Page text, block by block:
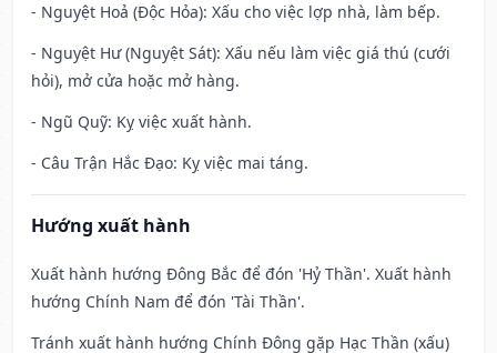
- Nguyệt Hoả (Độc Hỏa): Xấu cho việc lợp nhà, làm bếp.
- Nguyệt Hư (Nguyệt Sát): Xấu nếu làm việc giá thú (cưới
hỏi), mở cửa hoặc mở hàng.
- Ngũ Quỹ: Kỵ việc xuất hành.
- Câu Trận Hắc Đạo: Kỵ việc mai táng.
Hướng xuất hành
Xuất hành hướng Đông Bắc để đón 'Hỷ Thần'. Xuất hành
hướng Chính Nam để đón 'Tài Thần'.
Tránh xuất hành hướng Chính Đông gặp Hạc Thần (xấu)